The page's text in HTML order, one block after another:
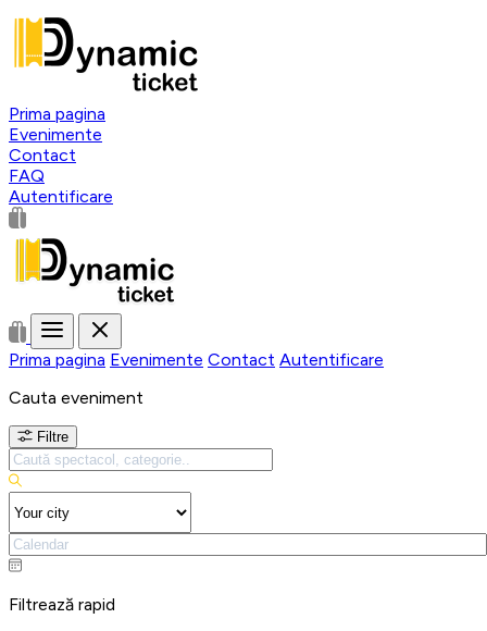
Prima pagina
Evenimente
Contact
FAQ
Autentificare
Prima pagina Evenimente Contact Autentificare
Cauta eveniment
Filtre
Filtrează rapid